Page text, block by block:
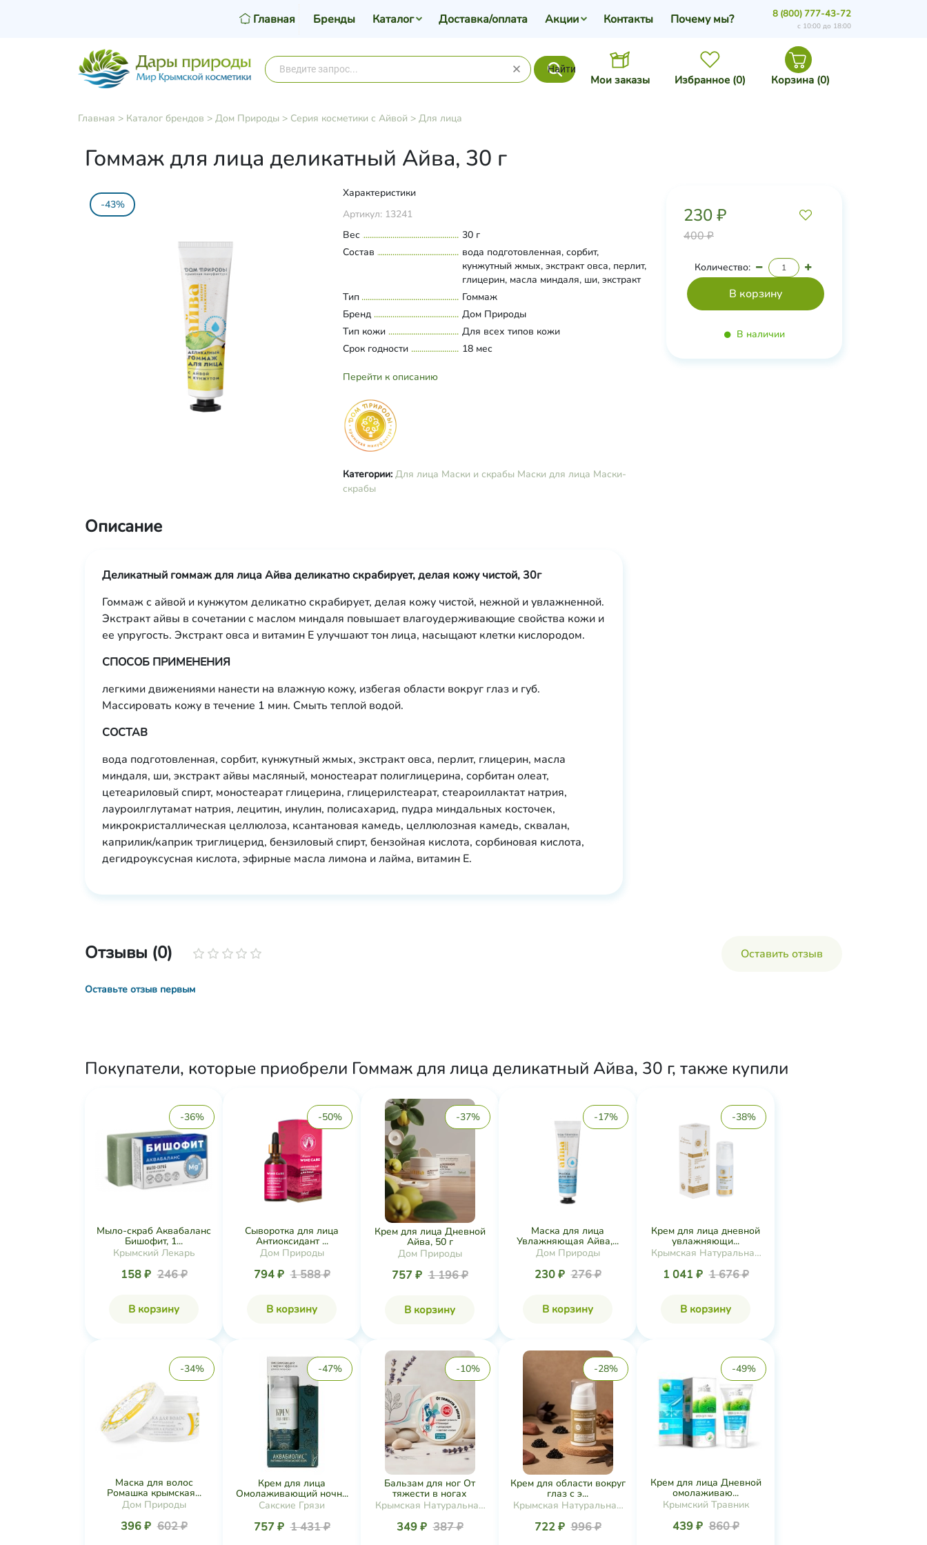
Найти
Мои заказы Избранное (0) Корзина (0)
Главная Бренды Каталог Доставка/оплата Акции Контакты Почему мы? 8 (800) 777-43-72
с 10:00 до 18:00
Главная > Каталог брендов > Дом Природы> Серия косметики с Айвой > Для лица
Гоммаж для лица деликатный Айва, 30 г
-43%
Характеристики
Артикул: 13241
Вес
30 г
Состав
вода подготовленная, сорбит,
кунжутный жмых, экстракт овса, перлит,
глицерин, масла миндаля, ши, экстракт
айвы масляный, моностеарат
полиглицерина, сорбитан олеат,
цетеариловый спирт, моностеарат
глицерина, глицерилстеарат,
стеароиллактат натрия,
кислота, дегидроуксусная кислота,
Развернуть состав
Тип
Гоммаж
Бренд
Дом Природы
Тип кожи
Для всех типов кожи
Срок годности
18 мес
Перейти к описанию
Категории: Для лица Маски и скрабы Маски для лица Маски-
скрабы
230 ₽
400 ₽
Количество:
В наличии
Описание
Деликатный гоммаж для лица Айва деликатно скрабирует, делая кожу чистой, 30г
Гоммаж с айвой и кунжутом деликатно скрабирует, делая кожу чистой, нежной и увлажненной.
Экстракт айвы в сочетании с маслом миндаля повышает влагоудерживающие свойства кожи и
ее упругость. Экстракт овса и витамин Е улучшают тон лица, насыщают клетки кислородом.
СПОСОБ ПРИМЕНЕНИЯ
легкими движениями нанести на влажную кожу, избегая области вокруг глаз и губ.
Массировать кожу в течение 1 мин. Смыть теплой водой.
СОСТАВ
вода подготовленная, сорбит, кунжутный жмых, экстракт овса, перлит, глицерин, масла
миндаля, ши, экстракт айвы масляный, моностеарат полиглицерина, сорбитан олеат,
цетеариловый спирт, моностеарат глицерина, глицерилстеарат, стеароиллактат натрия,
лауроилглутамат натрия, лецитин, инулин, полисахарид, пудра миндальных косточек,
микрокристаллическая целлюлоза, ксантановая камедь, целлюлозная камедь, сквалан,
каприлик/каприк триглицерид, бензиловый спирт, бензойная кислота, сорбиновая кислота,
дегидроуксусная кислота, эфирные масла лимона и лайма, витамин Е.
Отзывы (0) Оставить отзыв
Оставьте отзыв первым
Покупатели, которые приобрели Гоммаж для лица деликатный Айва, 30 г, также купили
-36%
Мыло-скраб Аквабаланс
Бишофит, 1...
Крымский Лекарь
158 ₽ 246 ₽
В корзину
-50%
Сыворотка для лица
Антиоксидант ...
Дом Природы
794 ₽ 1 588 ₽
В корзину
-37%
Крем для лица Дневной
Айва, 50 г
Дом Природы
757 ₽ 1 196 ₽
В корзину
-17%
Маска для лица
Увлажняющая Айва,...
Дом Природы
230 ₽ 276 ₽
В корзину
-38%
Крем для лица дневной
увлажняющи...
Крымская Натуральная
1 041 ₽ 1 676 ₽
В корзину
-34%
Маска для волос
Ромашка крымская...
Дом Природы
396 ₽ 602 ₽
-47%
Крем для лица
Омолаживающий ночн...
Сакские Грязи
757 ₽ 1 431 ₽
-10%
Бальзам для ног От
тяжести в ногах
Крымская Натуральная
349 ₽ 387 ₽
-28%
Крем для области вокруг
глаз с э...
Крымская Натуральная
722 ₽ 996 ₽
-49%
Крем для лица Дневной
омолаживаю...
Крымский Травник
439 ₽ 860 ₽